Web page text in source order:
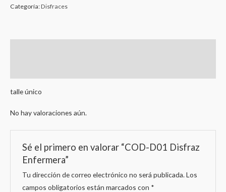
Categoría:Disfraces
talle único
No hay valoraciones aún.
Sé el primero en valorar “COD-D01 Disfraz
Enfermera”
Tu dirección de correo electrónico no será publicada. Los
campos obligatorios están marcados con *